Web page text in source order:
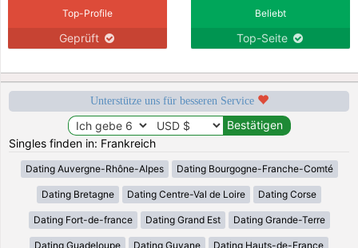
Top-Profile
Geprüft
Beliebt
Top-Seite
Unterstütze uns für besseren Service
Singles finden in: Frankreich
Dating Auvergne-Rhône-Alpes Dating Bourgogne-Franche-Comté
Dating Bretagne Dating Centre-Val de Loire Dating Corse
Dating Fort-de-france Dating Grand Est Dating Grande-Terre
Dating Guadeloupe Dating Guyane Dating Hauts-de-France